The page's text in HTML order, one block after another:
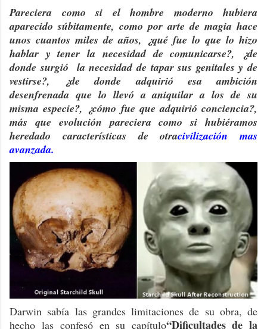
Pareciera como si el hombre moderno hubiera
aparecido súbitamente, como por arte de magia hace
unos cuantos miles de años, ¿qué fue lo que lo hizo
hablar y tener la necesidad de comunicarse?, ¿de
donde surgió la necesidad de tapar sus genitales y de
vestirse?, ¿de donde adquirió esa ambición
desenfrenada que lo llevó a aniquilar a los de su
misma especie?, ¿cómo fue que adquirió conciencia?,
más que evolución pareciera como si hubiéramos
heredado características de otracivilización mas
avanzada.
Darwin sabía las grandes limitaciones de su obra, de
hecho las confesó en su capítulo“Dificultades de la